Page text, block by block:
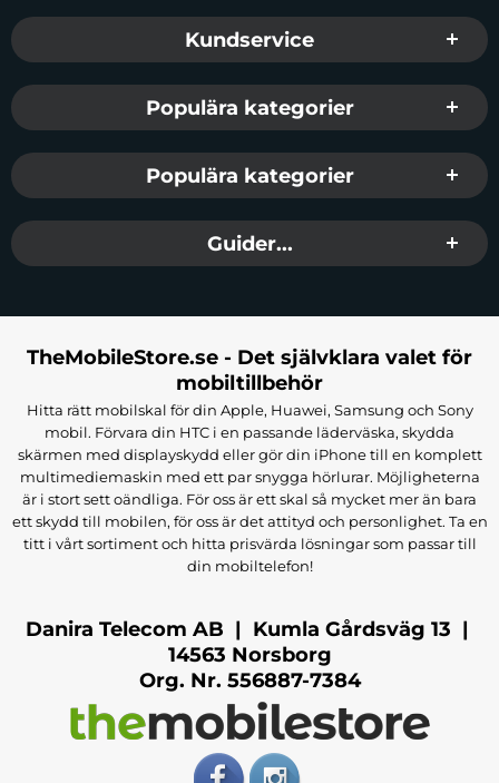
Sidfot Blandad info och länkar
Kundservice
Populära kategorier
Populära kategorier
Guider...
TheMobileStore.se - Det självklara valet för
mobiltillbehör
Hitta rätt mobilskal för din Apple, Huawei, Samsung och Sony
mobil. Förvara din HTC i en passande läderväska, skydda
skärmen med displayskydd eller gör din iPhone till en komplett
multimediemaskin med ett par snygga hörlurar. Möjligheterna
är i stort sett oändliga. För oss är ett skal så mycket mer än bara
ett skydd till mobilen, för oss är det attityd och personlighet. Ta en
titt i vårt sortiment och hitta prisvärda lösningar som passar till
din mobiltelefon!
Danira Telecom AB | Kumla Gårdsväg 13 |
14563 Norsborg
Org. Nr. 556887-7384